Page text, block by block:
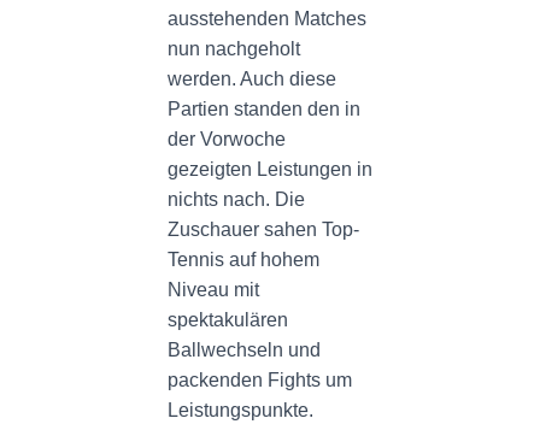
ausstehenden Matches
nun nachgeholt
werden. Auch diese
Partien standen den in
der Vorwoche
gezeigten Leistungen in
nichts nach. Die
Zuschauer sahen Top-
Tennis auf hohem
Niveau mit
spektakulären
Ballwechseln und
packenden Fights um
Leistungspunkte.